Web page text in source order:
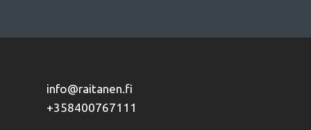
info@raitanen.fi
+358400767111